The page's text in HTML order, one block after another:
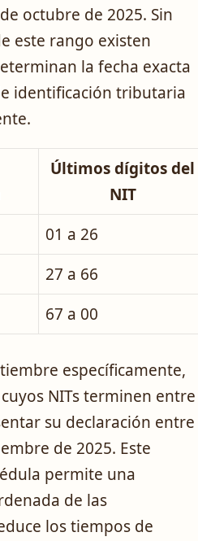
octubre de 2025. Sin
este rango existen
la fecha exacta
identificación tributaria
Últimos dígitos del
NIT
01 a 26
27 a 66
67 a 00
específicamente,
NITs terminen entre
su declaración entre
de 2025. Este
permite una
de las
los tiempos de